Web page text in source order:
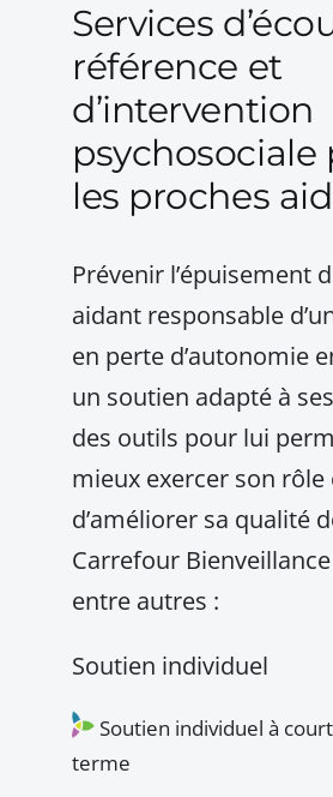
Services
référence et
d’intervention
psychosociale
les proches
Prévenir l’épuisement
aidant responsable
en perte d’autonomie
un soutien adapté à
des outils pour lui
mieux exercer son rôle
d’améliorer sa qualité
Carrefour
entre autres :
Soutien individuel
Soutien individuel à
terme